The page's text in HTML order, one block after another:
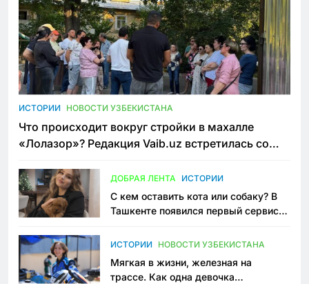
ИСТОРИИ НОВОСТИ УЗБЕКИСТАНА
Что происходит вокруг стройки в махалле
«Лолазор»? Редакция Vaib.uz встретилась со
ДОБРАЯ ЛЕНТА ИСТОРИИ
С кем оставить кота или собаку? В
Ташкенте появился первый сервис
ИСТОРИИ НОВОСТИ УЗБЕКИСТАНА
Мягкая в жизни, железная на
трассе. Как одна девочка